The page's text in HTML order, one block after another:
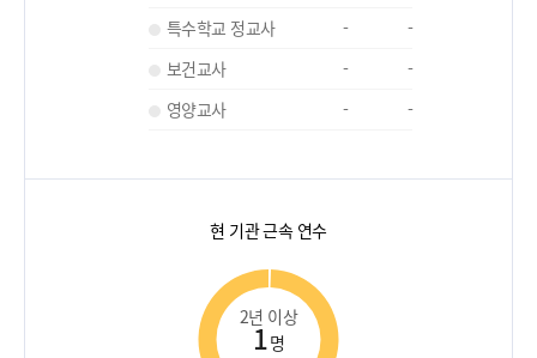
특수학교 정교사
-
-
보건교사
-
-
영양교사
- -
현 기관 근속 연수
2년 이상
1명